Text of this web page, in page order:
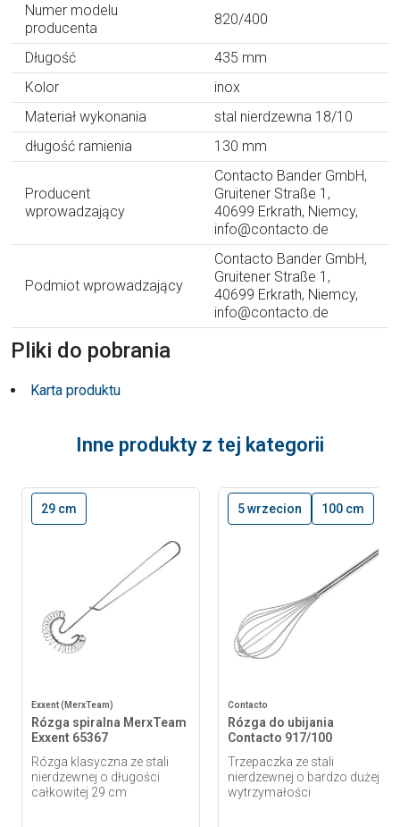
Numer modelu
producenta
820/400
Długość
435 mm
Kolor
inox
Materiał wykonania
stal nierdzewna 18/10
długość ramienia
130 mm
Producent
wprowadzający
Contacto Bander GmbH,
Gruitener Straße 1,
40699 Erkrath, Niemcy,
info@contacto.de
Podmiot wprowadzający
Contacto Bander GmbH,
Gruitener Straße 1,
40699 Erkrath, Niemcy,
info@contacto.de
Pliki do pobrania
Karta produktu
Inne produkty z tej kategorii
29 cm
Exxent (MerxTeam)
Rózga spiralna MerxTeam
Exxent 65367
Rózga klasyczna ze stali
nierdzewnej o długości
całkowitej 29 cm
5 wrzecion 100 cm
Contacto
Rózga do ubijania
Contacto 917/100
Trzepaczka ze stali
nierdzewnej o bardzo dużej
wytrzymałości